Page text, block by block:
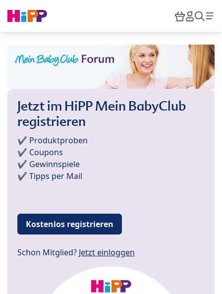
HiPP
Jetzt im HiPP Mein BabyClub
registrieren
✔️ Produktproben
✔️ Coupons
✔️ Gewinnspiele
✔️ Tipps per Mail
Kostenlos registrieren
Schon Mitglied? Jetzt einloggen